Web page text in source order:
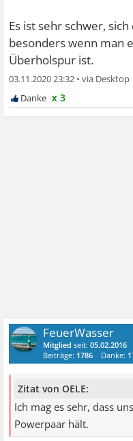
Es ist sehr schwer,
besonders wenn man
Überholspur ist.
03.11.2020 23:32 •
x 3
FeuerWasser
Mitglied seit:05.02.2016
Beiträge: 1786 Danke:
Zitat von OELE:
Ich mag es sehr, dass
Powerpaar hält.